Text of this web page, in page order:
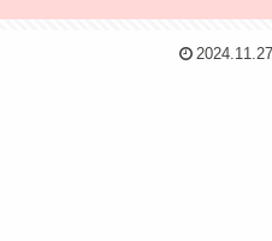
2024.11.27